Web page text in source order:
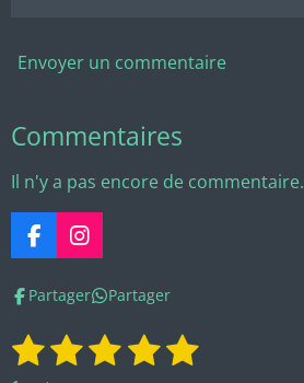
Envoyer un commentaire
Commentaires
Il n'y a pas encore de commentaire.
F
a
c
e
o
o
I
n
t
g
Partager Partager
É
v
1 2 3 4 5
E